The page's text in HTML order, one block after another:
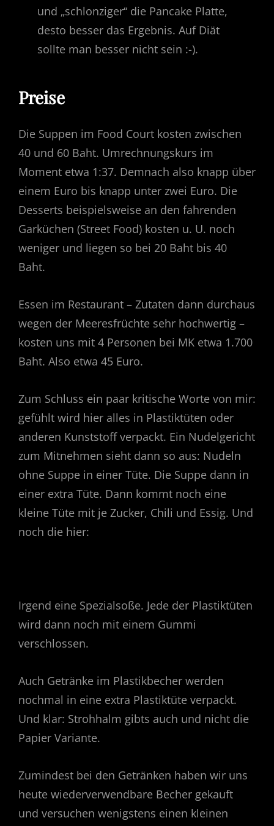
und „schlonziger“ die Pancake Platte,
desto besser das Ergebnis. Auf Diät
sollte man besser nicht sein :-).
Preise
Die Suppen im Food Court kosten zwischen
40 und 60 Baht. Umrechnungskurs im
Moment etwa 1:37. Demnach also knapp über
einem Euro bis knapp unter zwei Euro. Die
Desserts beispielsweise an den fahrenden
Garküchen (Street Food) kosten u. U. noch
weniger und liegen so bei 20 Baht bis 40
Baht.
Essen im Restaurant – Zutaten dann durchaus
wegen der Meeresfrüchte sehr hochwertig –
kosten uns mit 4 Personen bei MK etwa 1.700
Baht. Also etwa 45 Euro.
Zum Schluss ein paar kritische Worte von mir:
gefühlt wird hier alles in Plastiktüten oder
anderen Kunststoff verpackt. Ein Nudelgericht
zum Mitnehmen sieht dann so aus: Nudeln
ohne Suppe in einer Tüte. Die Suppe dann in
einer extra Tüte. Dann kommt noch eine
kleine Tüte mit je Zucker, Chili und Essig. Und
noch die hier:
Irgend eine Spezialsoße. Jede der Plastiktüten
wird dann noch mit einem Gummi
verschlossen.
Auch Getränke im Plastikbecher werden
nochmal in eine extra Plastiktüte verpackt.
Und klar: Strohhalm gibts auch und nicht die
Papier Variante.
Zumindest bei den Getränken haben wir uns
heute wiederverwendbare Becher gekauft
und versuchen wenigstens einen kleinen